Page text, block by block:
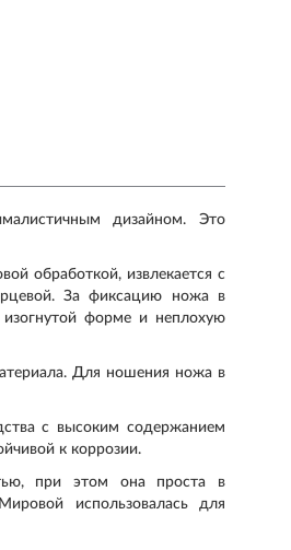
дизайном. Это
обработкой, извлекается с
За фиксацию ножа в
форме и неплохую
Для ношения ножа в
с высоким содержанием
к коррозии.
при этом она проста в
использовалась для